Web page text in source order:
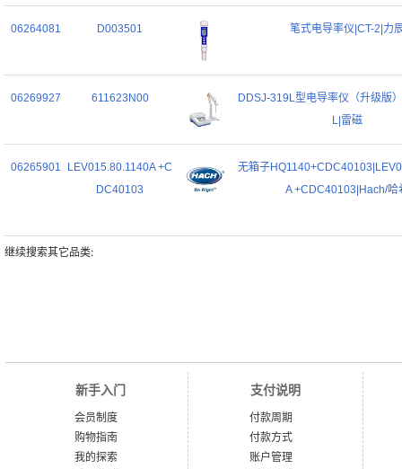
06264081 D003501 笔式电导率仪|CT-2|力
06269927 611623N00
DDSJ-319L型电导率仪（升级版
L|雷磁
06265901
LEV015.80.1140A +C
DC40103
无箱子
A +CDC40103|Hach/哈
继续搜索其它品类:
新手入门
会员制度
购物指南
我的探索
支付说明
付款周期
付款方式
账户管理